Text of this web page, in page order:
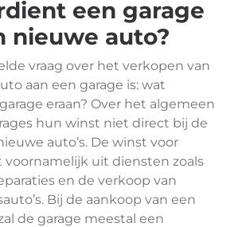
een garage
nieuwe auto?
vraag over het verkopen van
aan een garage is: wat
eraan? Over het algemeen
hun winst niet direct bij de
auto’s. De winst voor
voornamelijk uit diensten zoals
en de verkoop van
Bij de aankoop van een
de garage meestal een